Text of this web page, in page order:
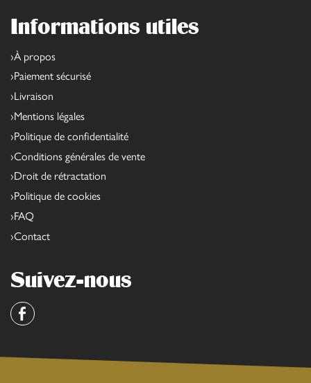
Informations utiles
À propos
Paiement sécurisé
Livraison
Mentions légales
Politique de confidentialité
Conditions générales de vente
Droit de rétractation
Politique de cookies
FAQ
Contact
Suivez-nous
Facebook